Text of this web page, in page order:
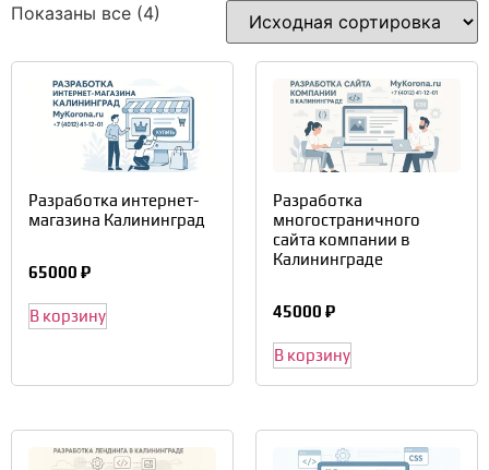
Показаны все (4)
Разработка интернет-
магазина Калининград
65000 ₽
В корзину
Разработка
многостраничного
сайта компании в
Калининграде
45000 ₽
В корзину